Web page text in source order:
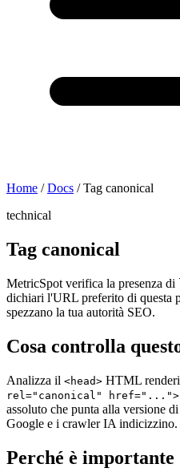
Home / Docs / Tag canonical
technical
Tag canonical
MetricSpot verifica la presenza
dichiari l'URL preferito di questa
spezzano la tua autorità SEO.
Cosa controlla
Analizza il <head> HTML
rel="canonical" href="...">
assoluto che punta alla versione
Google e i crawler IA indicizzino.
Perché è importante